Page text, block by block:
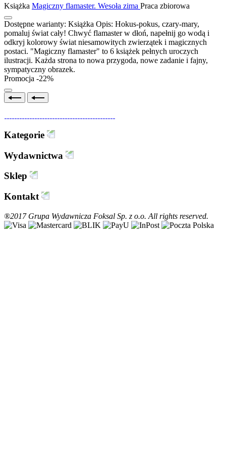
Książka Magiczny flamaster. Wesoła zima Praca zbiorowa
Dostępne warianty: Książka Opis: Hokus-pokus, czary-mary,
pomaluj świat cały! Chwyć flamaster w dłoń, napełnij go wodą i
odkryj kolorowy świat niesamowitych zwierzątek i magicznych
postaci. "Magiczny flamaster" to 6 książek pełnych uroczych
ilustracji. Każda strona to nowa przygoda, nowe zadanie i fajny,
sympatyczny obrazek.
Promocja -22%
Kategorie
Wydawnictwa
Sklep
Kontakt
®2017 Grupa Wydawnicza Foksal Sp. z o.o. All rights reserved.